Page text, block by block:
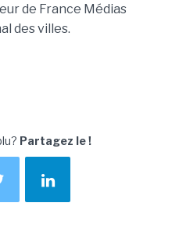
de France Médias
des villes.
Partagez le !